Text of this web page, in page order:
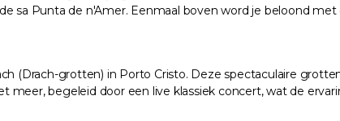
sa Punta de n'Amer. Eenmaal boven word je beloond
(Drach-grotten) in Porto Cristo. Deze spectaculaire
begeleid door een live klassiek concert, wat de